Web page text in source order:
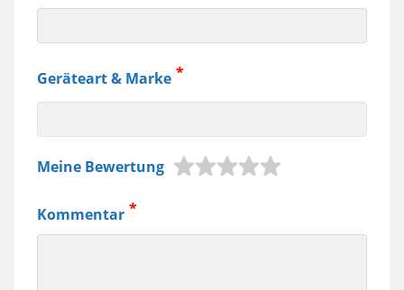
Geräteart & Marke
Jura
Samsung
Meine Bewertung
Kommentar